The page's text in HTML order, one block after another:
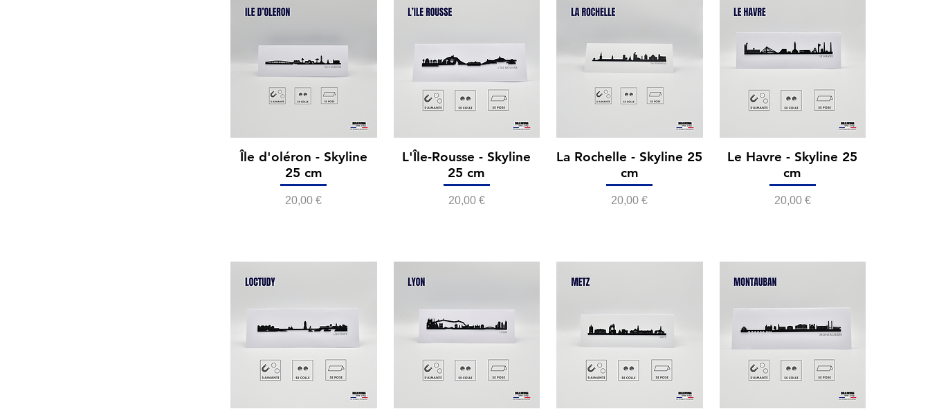
Île d'oléron - Skyline
25 cm
Prix
20,00 €
L'Île-Rousse - Skyline
25 cm
Prix
20,00 €
La Rochelle - Skyline 25
cm
Prix
20,00 €
Le Havre - Skyline 25
cm
Prix
20,00 €